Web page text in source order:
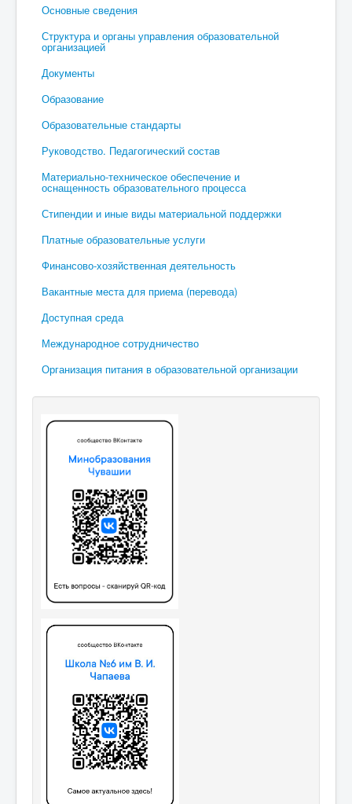
Основные сведения
Структура и органы управления образовательной
организацией
Документы
Образование
Образовательные стандарты
Руководство. Педагогический состав
Материально-техническое обеспечение и
оснащенность образовательного процесса
Стипендии и иные виды материальной поддержки
Платные образовательные услуги
Финансово-хозяйственная деятельность
Вакантные места для приема (перевода)
Доступная среда
Международное сотрудничество
Организация питания в образовательной организации